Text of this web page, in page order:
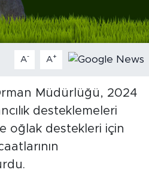
A- A+
Müdürlüğü, 2024
desteklemeleri
oğlak destekleri için